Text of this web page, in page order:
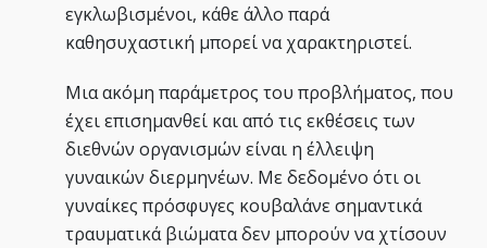
εγκλωβισμένοι, κάθε άλλο παρά
καθησυχαστική μπορεί να χαρακτηριστεί.
Μια ακόμη παράμετρος του προβλήματος, που
έχει επισημανθεί και από τις εκθέσεις των
διεθνών οργανισμών είναι η έλλειψη
γυναικών διερμηνέων. Με δεδομένο ότι οι
γυναίκες πρόσφυγες κουβαλάνε σημαντικά
τραυματικά βιώματα δεν μπορούν να χτίσουν